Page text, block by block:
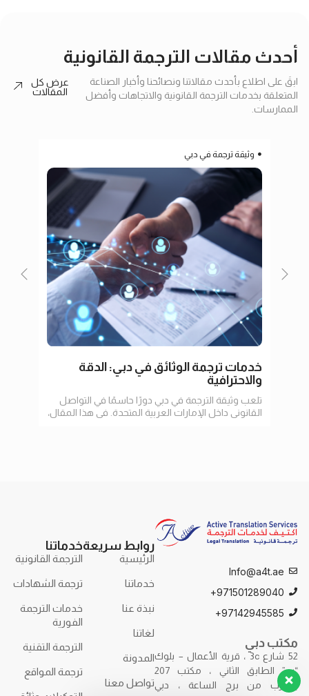
أحدث مقالات الترجمة القانونية
ابقَ على اطلاع بأحدث مقالاتنا ونصائحنا وأخبار الصناعة
المتعلقة بخدمات الترجمة القانونية والاتجاهات وأفضل
الممارسات.
عرض كل
المقالات
وثيقة ترجمة في دبي
خدمات ترجمة الوثائق في دبي: الدقة
والاحترافية
تلعب وثيقة الترجمة في دبي دورًا حاسمًا في التواصل
القانوني داخل الإمارات العربية المتحدة. في هذا المقال،
Info@a4t.ae
971501289040+
97142945585+
مكتب دبي
52 شارع 3c ، قرية الأعمال – بلوك
“ب” الطابق الثاني ، مكتب 207
بالقرب من برج الساعة ، دبي
روابط سريعة
الرئيسية
خدماتنا
نبذة عنا
لغاتنا
المدونة
تواصل معنا
خدماتنا
الترجمة القانونية
ترجمة الشهادات
خدمات الترجمة
الفورية
الترجمة التقنية
ترجمة المواقع